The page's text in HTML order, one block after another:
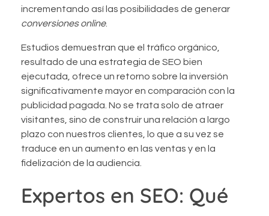
incrementando así las posibilidades de generar
conversiones online.
Estudios demuestran que el tráfico orgánico,
resultado de una estrategia de SEO bien
ejecutada, ofrece un retorno sobre la inversión
significativamente mayor en comparación con la
publicidad pagada. No se trata solo de atraer
visitantes, sino de construir una relación a largo
plazo con nuestros clientes, lo que a su vez se
traduce en un aumento en las ventas y en la
fidelización de la audiencia.
Expertos en SEO: Qué